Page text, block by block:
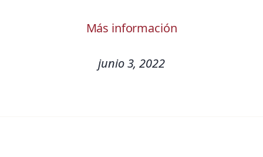
Más información
junio 3, 2022